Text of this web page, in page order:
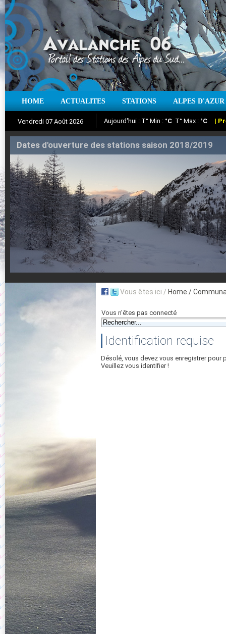
HOME ACTUALITES STATIONS ALPES D'AZUR
Vendredi 07 Août 2026
Aujourd'hui : T° Min : °CT° Max :°C |
Iso à 0° :
Suivez en direct l'actualité des stations
Vous êtes ici / Home /
Vous n'êtes pas connecté
Identification requise
Désolé, vous devez vous enregistrer pour
Veuillez vous identifier !